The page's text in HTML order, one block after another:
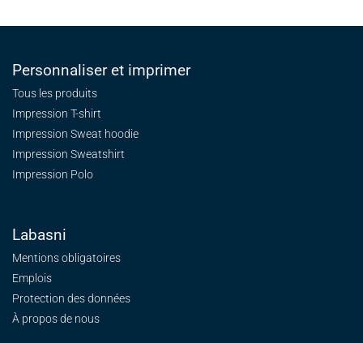
Personnaliser et imprimer
Tous les produits
Impression T-shirt
Impression Sweat hoodie
Impression Sweatshirt
Impression Polo
Labasni
Mentions obligatoires
Emplois
Protection des données
À propos de nous